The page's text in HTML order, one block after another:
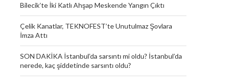
Bilecik’te İki Katlı Ahşap Meskende Yangın Çıktı
Çelik Kanatlar, TEKNOFEST’te Unutulmaz Şovlara
İmza Attı
SON DAKİKA İstanbul’da sarsıntı mi oldu? İstanbul’da
nerede, kaç şiddetinde sarsıntı oldu?